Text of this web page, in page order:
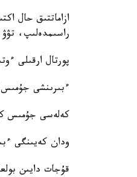
ازاماتتىق حال
راسىمدەلىپ،
پورتال ارقىلى
ءبىرىنشى جۇمىس
كەلەسى جۇمىس
ودان كەيىنگى
قۇجات دايىن